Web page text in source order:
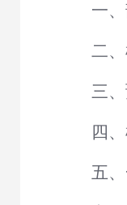
一
二
三
四
五